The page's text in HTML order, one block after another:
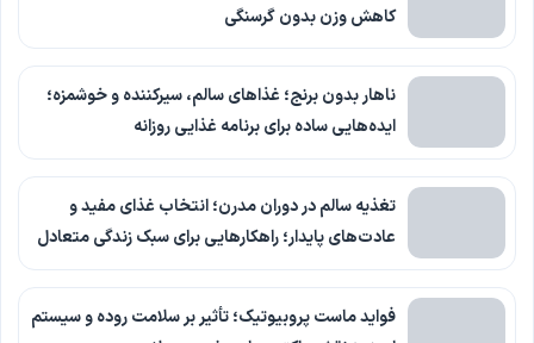
کاهش وزن بدون گرسنگی
ناهار بدون برنج؛ غذاهای سالم، سیرکننده و خوشمزه؛
ایده‌هایی ساده برای برنامه غذایی روزانه
تغذیه سالم در دوران مدرن؛ انتخاب غذای مفید و
عادت‌های پایدار؛ راهکارهایی برای سبک زندگی متعادل
فواید ماست پروبیوتیک؛ تأثیر بر سلامت روده و سیستم